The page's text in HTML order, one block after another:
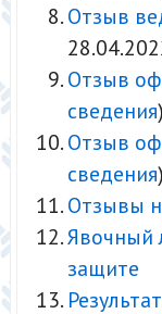
Отзыв
Отзыв
сведения
Отзыв
сведения
Отзывы
Явочный
защите